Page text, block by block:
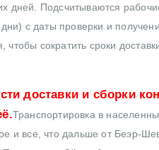
дней. Подсчитываются
с даты проверки и
сократить сроки
доставки и сборки
Транспортировка в
и все, что дальше от Беэр-